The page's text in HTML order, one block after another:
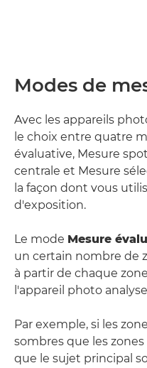
Modes de
Avec les appareils
le choix entre quatre
évaluative, Mesure
centrale et Mesure
la façon dont vous
d'exposition.
Le mode Mesure
un certain nombre de
à partir de chaque
l'appareil photo
Par exemple, si les
sombres que les
que le sujet principal